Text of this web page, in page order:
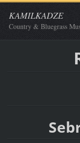
KAMILKADZE
Country & Bluegrass